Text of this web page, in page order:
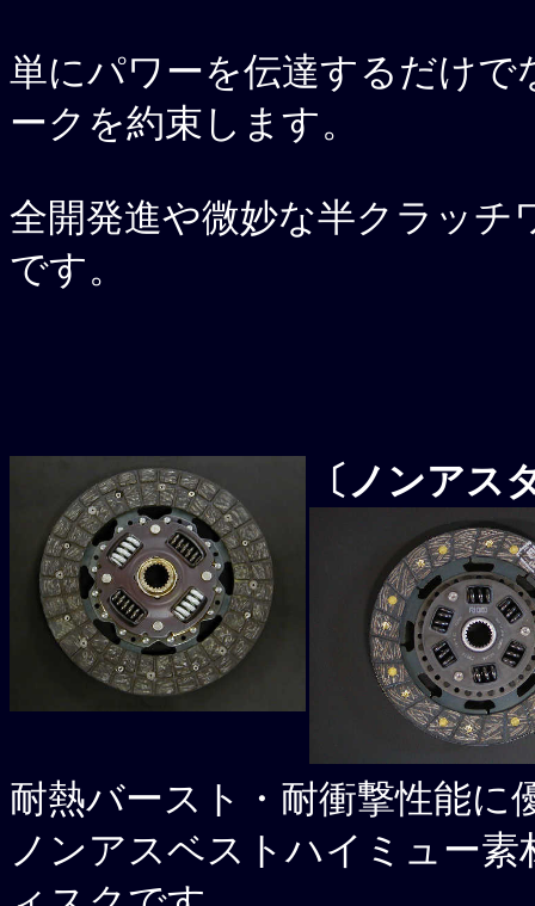
単にパワーを伝達するだけ
ークを約束します。
全開発進や微妙な半クラッチ
です。
〔ノンアス
耐熱バースト・耐衝撃性能に
ノンアスベストハイミュー